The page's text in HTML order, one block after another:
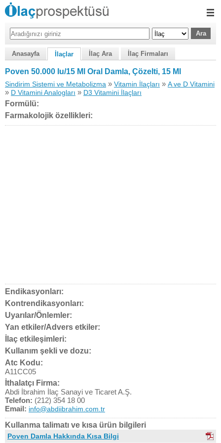
Anasayfa İlaçlar İlaç Ara İlaç Firmaları
Poven 50.000 Iu/15 Ml Oral Damla, Çözelti, 15 Ml
Sindirim Sistemi ve Metabolizma » Vitamin İlaçları » A ve D Vitamini
» D Vitamini Analogları » D3 Vitamini İlaçları
Formülü:
Farmakolojik özellikleri:
Endikasyonları:
Kontrendikasyonları:
Uyarılar/Önlemler:
Yan etkiler/Advers etkiler:
İlaç etkileşimleri:
Kullanım şekli ve dozu:
Atc Kodu:
A11CC05
İthalatçı Firma:
Abdi İbrahim İlaç Sanayi ve Ticaret A.Ş.
Telefon: (212) 354 18 00
Email: info@abdiibrahim.com.tr
Kullanma talimatı ve kısa ürün bilgileri
Poven Damla Hakkında Kısa Bilgi